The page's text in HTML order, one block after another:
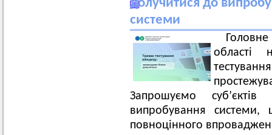
долучитися до
системи
області
Запрошуємо
випробування системи,
повноцінного